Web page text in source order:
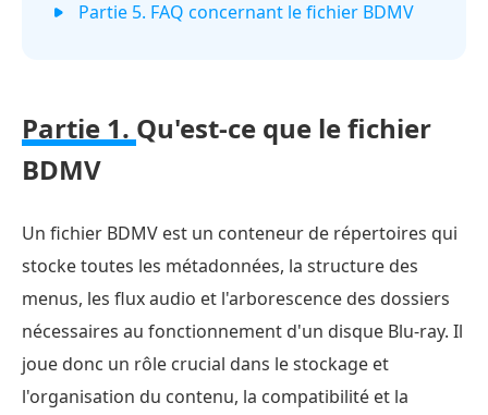
Partie 5. FAQ concernant le fichier BDMV
Partie 1. Qu'est-ce que le fichier
BDMV
Un fichier BDMV est un conteneur de répertoires qui
stocke toutes les métadonnées, la structure des
menus, les flux audio et l'arborescence des dossiers
nécessaires au fonctionnement d'un disque Blu-ray. Il
joue donc un rôle crucial dans le stockage et
l'organisation du contenu, la compatibilité et la